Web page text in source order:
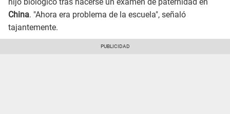
hijo biológico tras hacerse un examen de paternidad en
China. "Ahora era problema de la escuela", señaló
tajantemente.